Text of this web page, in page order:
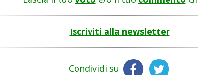
Iscriviti alla newsletter
Condividi su